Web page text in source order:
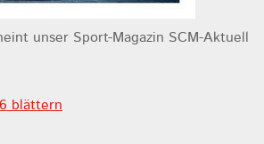
unser Sport-Magazin SCM-Aktuell
blättern